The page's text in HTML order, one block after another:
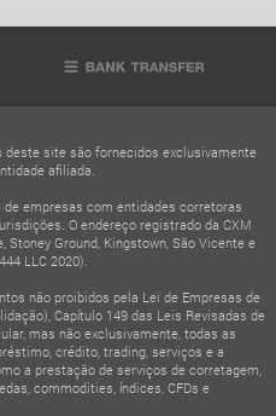
site são fornecidos exclusivamente
afiliada.
de empresas com entidades corretoras
O endereço registrado da CXM
Stoney Ground, Kingstown, São Vicente e
LLC 2020).
não proibidos pela Lei de Empresas de
Capítulo 149 das Leis Revisadas de
mas não exclusivamente, todas as
crédito, trading, serviços e a
a prestação de serviços de corretagem,
commodities, índices, CFDs e